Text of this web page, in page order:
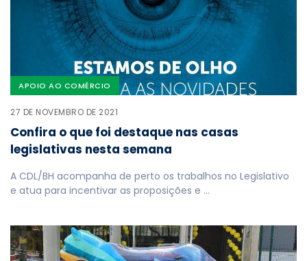
APOIO AO COMÉRCIO
27 DE NOVEMBRO DE 2021
Confira o que foi destaque nas casas
legislativas nesta semana
A CDL/BH acompanha de perto os trabalhos no Legislativo
e atua para incentivar as proposições e …